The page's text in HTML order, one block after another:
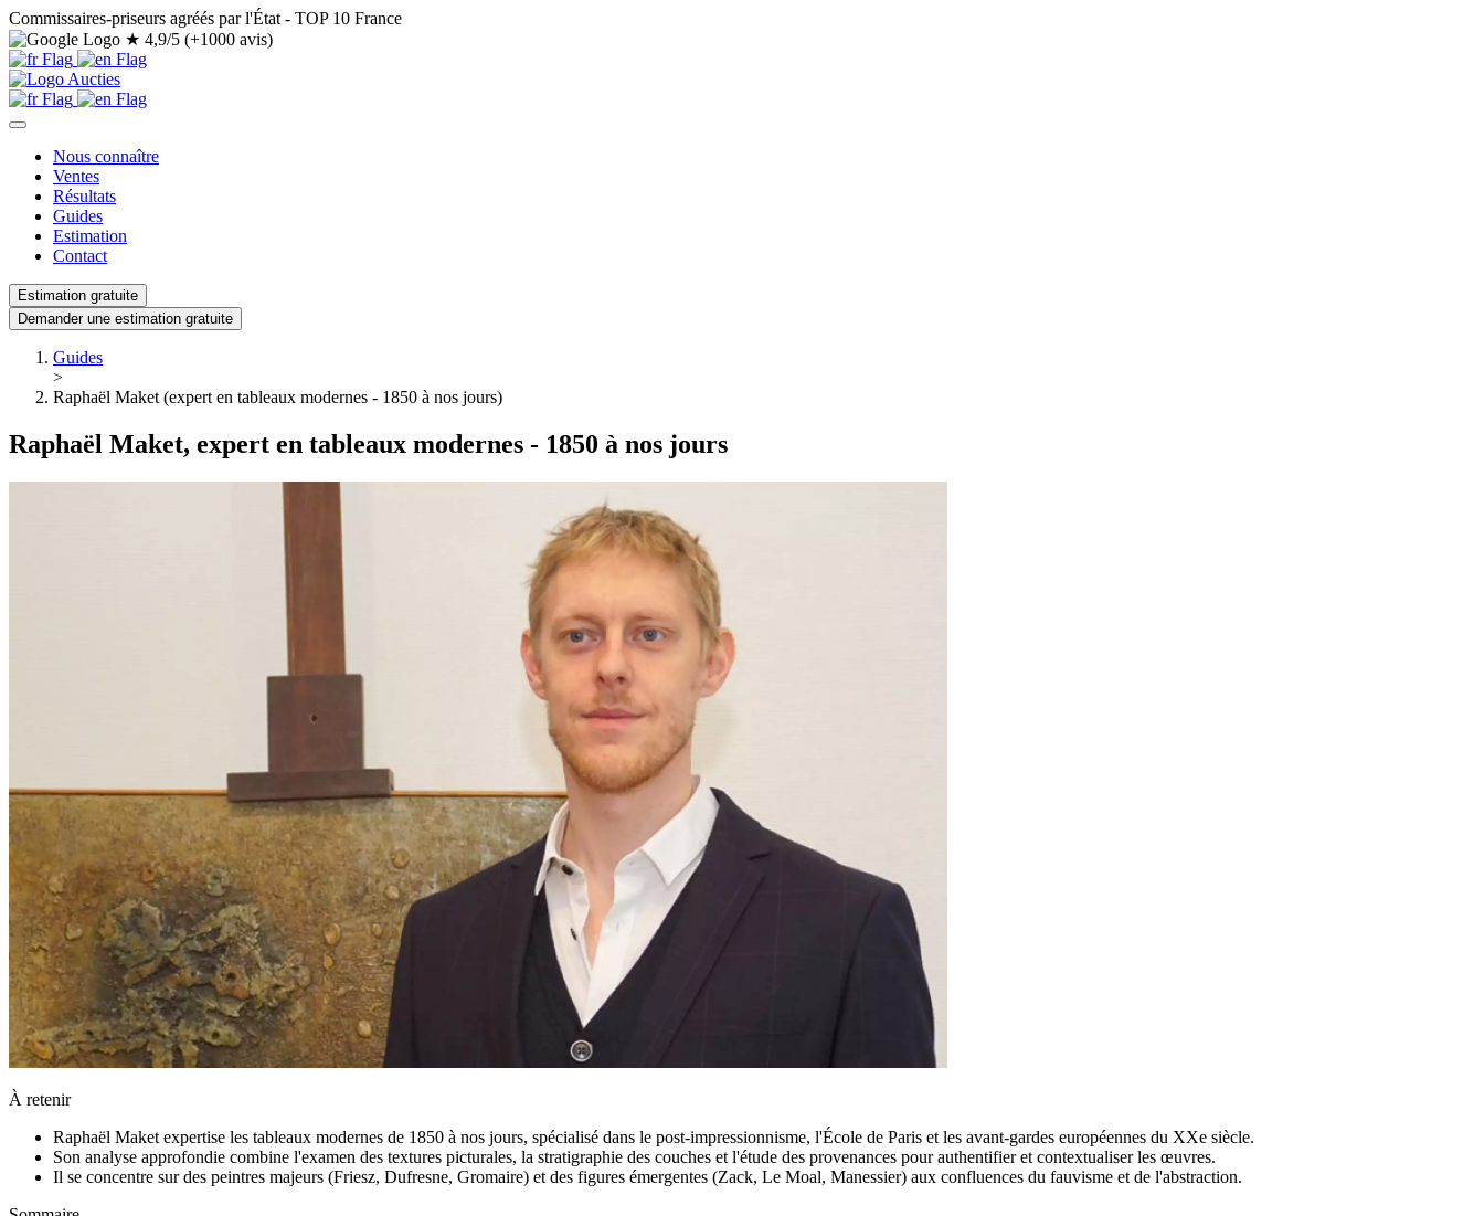
Commissaires-priseurs agréés par l'État - TOP 10 France
★ 4,9/5 (+1000 avis)
Nous connaître
Ventes
Résultats
Guides
Estimation
Contact
Estimation gratuite
Demander une estimation gratuite
Guides
>
Raphaël Maket (expert en tableaux modernes - 1850 à nos jours)
Raphaël Maket, expert en tableaux modernes - 1850 à nos jours
À retenir
Raphaël Maket expertise les tableaux modernes de 1850 à nos jours, spécialisé dans le post-impressionnisme, l'École de Paris et les avant-gardes européennes du XXe siècle.
Son analyse approfondie combine l'examen des textures picturales, la stratigraphie des couches et l'étude des provenances pour authentifier et contextualiser les œuvres.
Il se concentre sur des peintres majeurs (Friesz, Dufresne, Gromaire) et des figures émergentes (Zack, Le Moal, Manessier) aux confluences du fauvisme et de l'abstraction.